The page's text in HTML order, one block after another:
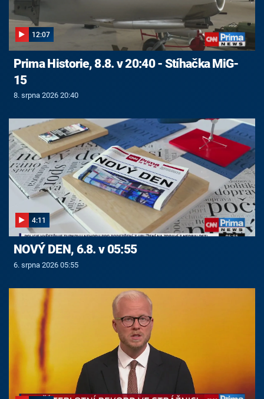
12:07
Prima Historie, 8.8. v 20:40 - Stíhačka MiG-
15
8. srpna 2026 20:40
4:11
NOVÝ DEN, 6.8. v 05:55
6. srpna 2026 05:55